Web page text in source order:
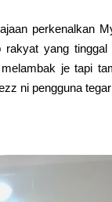
perkenalkan
yang tinggal
je tapi
ni pengguna tegar